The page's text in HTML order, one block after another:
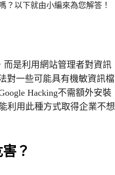
？以下就由小編來為您解答！
而是利用網站管理者對資訊
對一些可能具有機敏資訊檔
Hacking不需額外安裝
利用此種方式取得企業不想
？